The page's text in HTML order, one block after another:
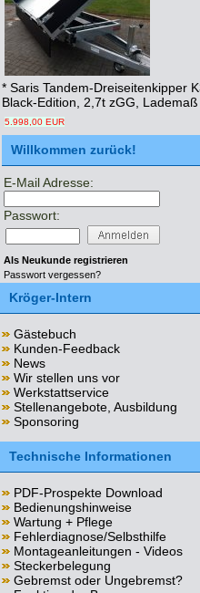
* Saris Tandem-Dreiseitenkipper
Black-Edition, 2,7t zGG,
5.998,00 EUR
Willkommen zurück!
E-Mail Adresse:
Passwort:
Als Neukunde registrieren
Passwort vergessen?
Kröger-Intern
Gästebuch
Kunden-Feedback
News
Wir stellen uns vor
Werkstattservice
Stellenangebote, Ausbildung
Sponsoring
Technische Informationen
PDF-Prospekte Download
Bedienungshinweise
Wartung + Pflege
Fehlerdiagnose/Selbsthilfe
Montageanleitungen - Videos
Steckerbelegung
Gebremst oder Ungebremst?